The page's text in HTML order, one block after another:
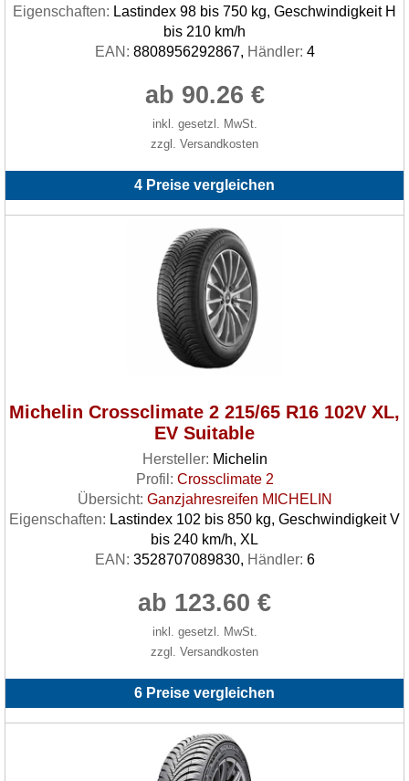
Eigenschaften: Lastindex 98 bis 750 kg, Geschwindigkeit H
bis 210 km/h
EAN: 8808956292867, Händler: 4
ab 90.26 €
inkl. gesetzl. MwSt.
zzgl. Versandkosten
4 Preise vergleichen
Michelin Crossclimate 2 215/65 R16 102V XL,
EV Suitable
Hersteller: Michelin
Profil: Crossclimate 2
Übersicht: Ganzjahresreifen MICHELIN
Eigenschaften: Lastindex 102 bis 850 kg, Geschwindigkeit V
bis 240 km/h, XL
EAN: 3528707089830, Händler: 6
ab 123.60 €
inkl. gesetzl. MwSt.
zzgl. Versandkosten
6 Preise vergleichen